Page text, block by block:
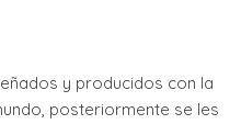
y producidos con la
posteriormente se les